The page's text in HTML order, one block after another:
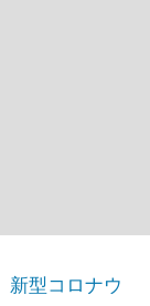
新型コロナウ